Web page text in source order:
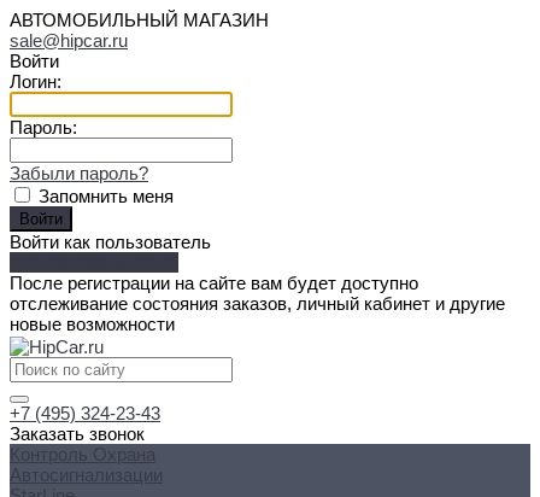
АВТОМОБИЛЬНЫЙ МАГАЗИН
sale@hipcar.ru
Войти
Логин:
Пароль:
Забыли пароль?
Запомнить меня
Войти как пользователь
После регистрации на сайте вам будет доступно
отслеживание состояния заказов, личный кабинет и другие
новые возможности
+7 (495) 324-23-43
Заказать звонок
Контроль Охрана
Автосигнализации